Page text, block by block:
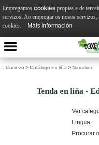
:: Comezo > Catálogo en liña > Narrativa
Tenda en liña -
Ver
Lingua:
Procurar
Empregamos cookies propias e de
servizos. Ao empregar os nosos servizos,
cookies.
Máis información